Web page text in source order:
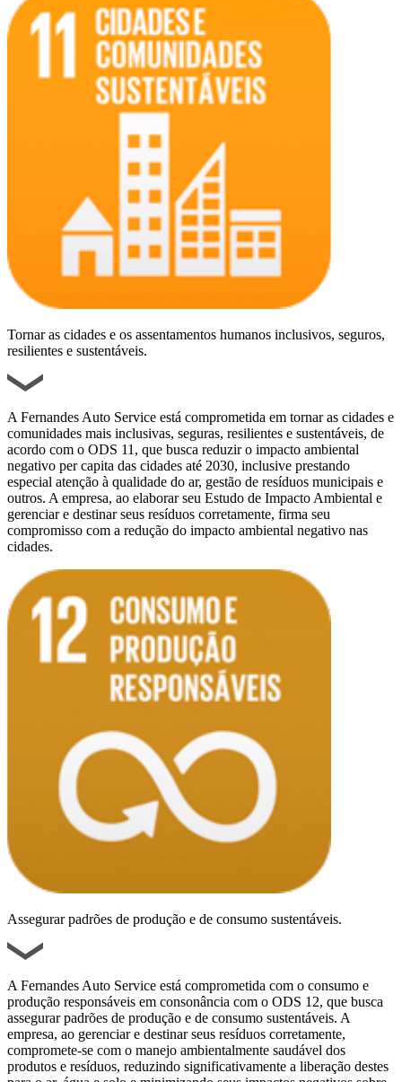
Tornar as cidades e os assentamentos humanos inclusivos, seguros,
resilientes e sustentáveis.
A Fernandes Auto Service está comprometida em tornar as cidades e
comunidades mais inclusivas, seguras, resilientes e sustentáveis, de
acordo com o ODS 11, que busca reduzir o impacto ambiental
negativo per capita das cidades até 2030, inclusive prestando
especial atenção à qualidade do ar, gestão de resíduos municipais e
outros. A empresa, ao elaborar seu Estudo de Impacto Ambiental e
gerenciar e destinar seus resíduos corretamente, firma seu
compromisso com a redução do impacto ambiental negativo nas
cidades.
Assegurar padrões de produção e de consumo sustentáveis.
A Fernandes Auto Service está comprometida com o consumo e
produção responsáveis em consonância com o ODS 12, que busca
assegurar padrões de produção e de consumo sustentáveis. A
empresa, ao gerenciar e destinar seus resíduos corretamente,
compromete-se com o manejo ambientalmente saudável dos
produtos e resíduos, reduzindo significativamente a liberação destes